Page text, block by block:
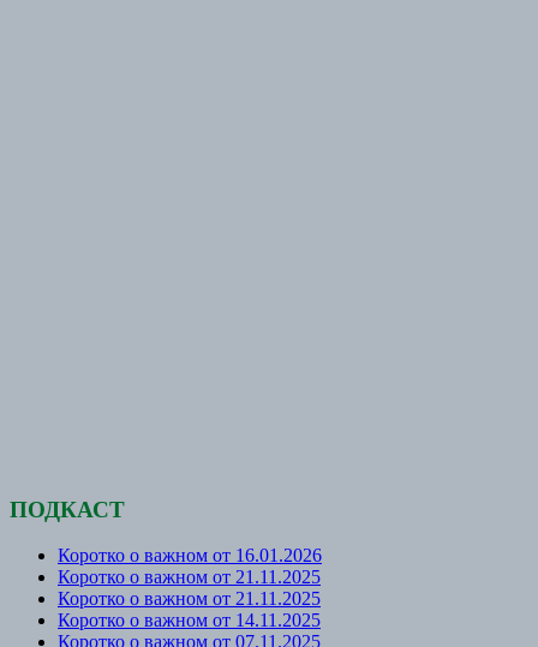
ПОДКАСТ
Коротко о важном от 16.01.2026
Коротко о важном от 21.11.2025
Коротко о важном от 21.11.2025
Коротко о важном от 14.11.2025
Коротко о важном от 07.11.2025